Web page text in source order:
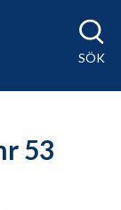
SÖK
53